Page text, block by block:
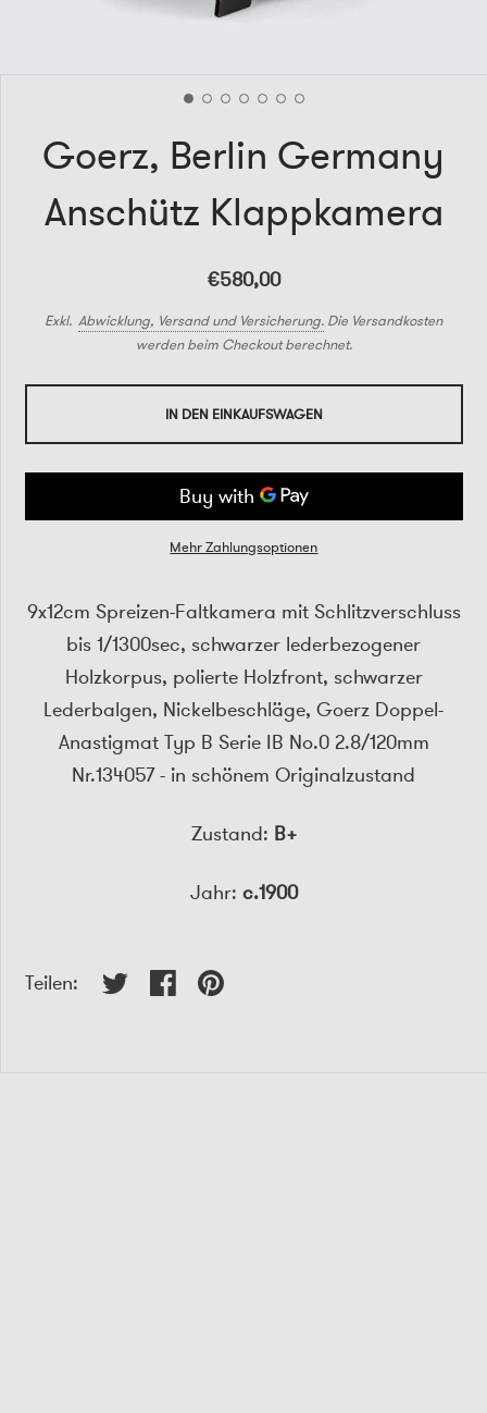
Goerz, Berlin Germany
Anschütz Klappkamera
€580,00
Exkl.Abwicklung, Versand und Versicherung. Die Versandkosten
werden beim Checkout berechnet.
IN DEN EINKAUFSWAGEN
Mehr Zahlungsoptionen
9x12cm Spreizen-Faltkamera mit Schlitzverschluss
bis 1/1300sec, schwarzer lederbezogener
Holzkorpus, polierte Holzfront, schwarzer
Lederbalgen, Nickelbeschläge, Goerz Doppel-
Anastigmat Typ B Serie IB No.0 2.8/120mm
Nr.134057 - in schönem Originalzustand
Zustand: B+
Jahr: c.1900
Teilen: